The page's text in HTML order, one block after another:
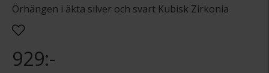
Örhängen i äkta silver och svart Kubisk Zirkonia
929:-